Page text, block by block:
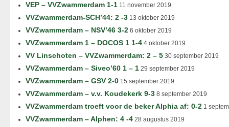
VEP – VVZwammerdam 1-1 11 november 2019
VVZwammerdam-SCH’44: 2 -3 13 oktober 2019
VVZwammerdam – NSV’46 3-2 6 oktober 2019
VVZwammerdam 1 – DOCOS 1 1-4 4 oktober 2019
VV Linschoten – VVZwammerdam: 2 – 5 30 september 2019
VVZwammerdam – Siveo’60 1 – 1 29 september 2019
VVZwammerdam – GSV 2-0 15 september 2019
VVZwammerdam – v.v. Koudekerk 9-3 8 september 2019
VVZwammerdam troeft voor de beker Alphia af: 0-2 1
VVZwammerdam – Alphen: 4 -4 28 augustus 2019